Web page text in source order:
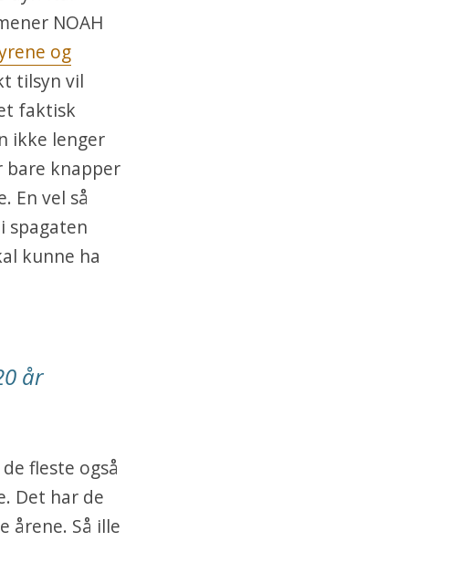
NOAH
og
tilsyn vil
faktisk
ikke lenger
bare knapper
En vel så
spagaten
kunne ha
år
fleste også
Det har de
årene. Så ille